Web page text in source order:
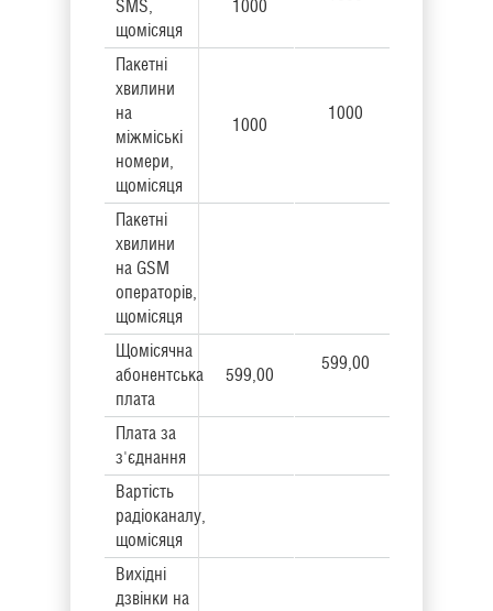
SMS,
щомісяця
1000
Пакетні
хвилини
на
міжміські
номери,
щомісяця
1000
1000
Пакетні
хвилини
на GSM
операторів,
щомісяця
Щомісячна
абонентська
плата
599,00
599,00
Плата за
з'єднання
Вартість
радіоканалу,
щомісяця
Вихідні
дзвінки на